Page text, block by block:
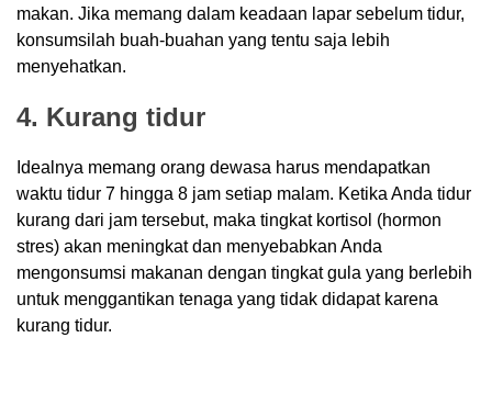
makan. Jika memang dalam keadaan lapar sebelum tidur,
konsumsilah buah-buahan yang tentu saja lebih
menyehatkan.
4. Kurang tidur
Idealnya memang orang dewasa harus mendapatkan
waktu tidur 7 hingga 8 jam setiap malam. Ketika Anda tidur
kurang dari jam tersebut, maka tingkat kortisol (hormon
stres) akan meningkat dan menyebabkan Anda
mengonsumsi makanan dengan tingkat gula yang berlebih
untuk menggantikan tenaga yang tidak didapat karena
kurang tidur.